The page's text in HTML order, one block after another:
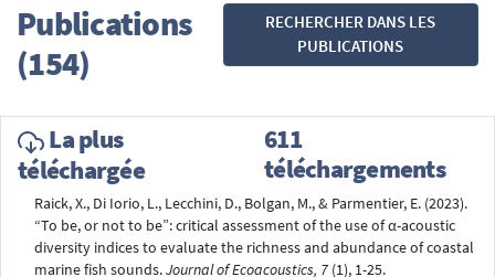
Publications
(154)
RECHERCHER DANS LES
PUBLICATIONS
La plus
téléchargée
611
téléchargements
Raick, X., Di Iorio, L., Lecchini, D., Bolgan, M., & Parmentier, E. (2023).
“To be, or not to be”: critical assessment of the use of α-acoustic
diversity indices to evaluate the richness and abundance of coastal
marine fish sounds.Journal of Ecoacoustics, 7 (1), 1-25.